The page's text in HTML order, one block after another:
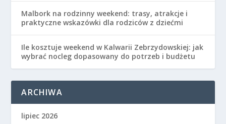
Malbork na rodzinny weekend: trasy, atrakcje i
praktyczne wskazówki dla rodziców z dziećmi
Ile kosztuje weekend w Kalwarii Zebrzydowskiej: jak
wybrać nocleg dopasowany do potrzeb i budżetu
ARCHIWA
lipiec 2026